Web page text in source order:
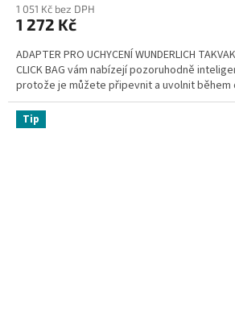
1 051 Kč bez DPH
1 272 Kč
ADAPTER PRO UCHYCENÍ WUNDERLICH
CLICK BAG vám nabízejí pozoruhodně
protože je můžete připevnit a uvolnit během
Tip